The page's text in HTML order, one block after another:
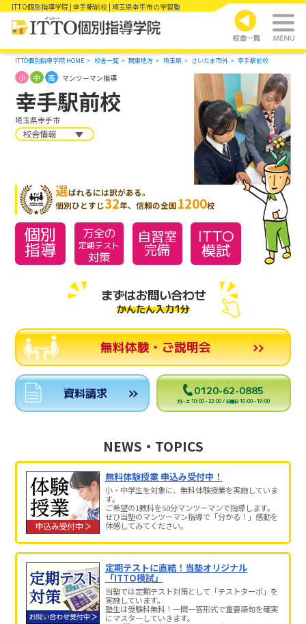
ITTO個別指導学院 | 幸手駅前校 | 埼玉県幸手市の学習塾
ITTO個別指導学院 HOME 校舎一覧 関東地方 埼玉県 さいたま市外 幸手駅前校
幸手駅前校
埼玉県幸手市
小 中 高 マンツーマン指導
校舎情報
選ばれるには訳がある。
個別ひとすじ32年、信頼の全国1200校
個別
指導
万全の
定期テスト
対策
自習室
完備
ITTO
模試
まずはお問い合わせ
かんたん入力1分
無料体験・ご説明会
資料請求 0120-62-0885
月～土 10:00～22:00 / 日曜日 10:00～19:00
NEWS・TOPICS
無料体験授業 申込み受付中！
小・中学生を対象に、無料体験授業を実施していま
す。
ご希望の1教科を50分マンツーマンで指導します。
ぜひ当塾のマンツーマン指導で「分かる！」感動を
体感してみてください。
定期テストに直結！当塾オリジナル
「ITTO模試」
当塾では定期テスト対策として「テストターボ」を
実施しています。
塾生は受験料無料！一問一答形式で重要語句を確実
にマスターしていきます。